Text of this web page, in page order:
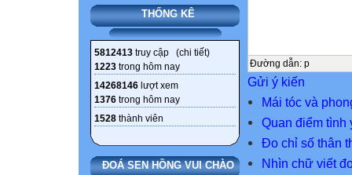
THỐNG KÊ
5812413 truy cập (chi tiết)
1223 trong hôm nay
14268146 lượt xem
1376 trong hôm nay
1528 thành viên
ĐOÁ SEN HỒNG VUI CHÀO
Đường dẫn: p
Gửi ý kiến
Mái tóc và
Quan điểm tình
Đo chỉ số thân
Nhìn chữ viết